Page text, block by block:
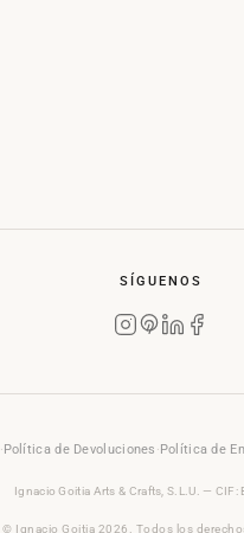
SÍGUENOS
· Política de Devoluciones · Política de
Ignacio Goitia Arts & Crafts, S.L.U. —
© Ignacio Goitia 2026. Todos los